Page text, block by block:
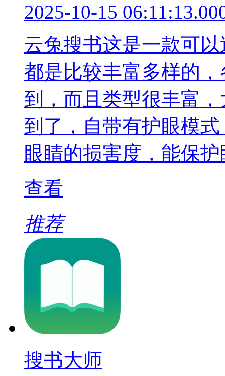
2025-10-15
云兔搜书这是一款可
都是比较丰富多样的
到，而且类型很丰富
到了，自带有护眼模
眼睛的损害度，能保
查看
推荐
搜书大师